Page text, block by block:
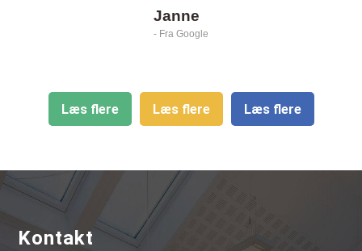
Janne
- Fra Google
Læs flere Læs flere Læs flere
Kontakt